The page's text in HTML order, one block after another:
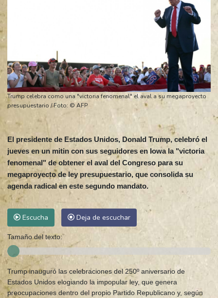
Trump celebra como una "victoria fenomenal" el aval a su megaproyecto
presupuestario / Foto: © AFP
El presidente de Estados Unidos, Donald Trump, celebró el
jueves en un mitin con sus seguidores en Iowa la "victoria
fenomenal" de obtener el aval del Congreso para su
megaproyecto de ley presupuestario, que consolida su
agenda radical en este segundo mandato.
Escucha Deja de escuchar
Tamaño del texto:
Trump inauguró las celebraciones del 250º aniversario de
Estados Unidos elogiando la impopular ley, que genera
preocupaciones dentro del propio Partido Republicano y, según